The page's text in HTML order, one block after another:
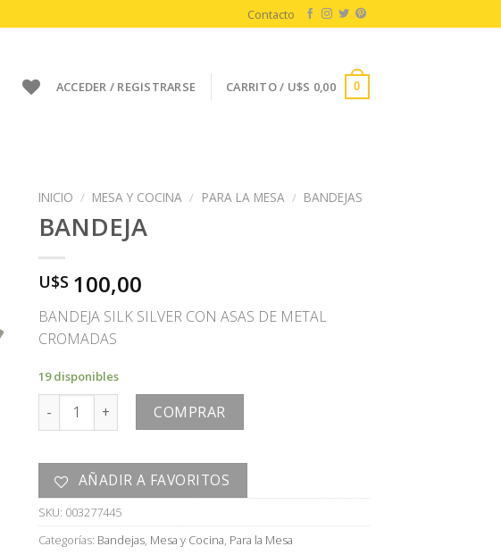
Contacto
ACCEDER / REGISTRARSE CARRITO / U$S 0,00 0
INICIO / MESA Y COCINA / PARA LA MESA / BANDEJAS
BANDEJA
U$S 100,00
BANDEJA SILK SILVER CON ASAS DE METAL
CROMADAS
19 disponibles
BANDEJA cantidad COMPRAR
AÑADIR A FAVORITOS
SKU: 003277445
Categorías: Bandejas, Mesa y Cocina, Para la Mesa